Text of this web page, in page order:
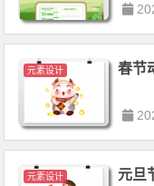
元素设计 春节
元素设计 元旦